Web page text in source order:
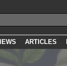
ARTICLES